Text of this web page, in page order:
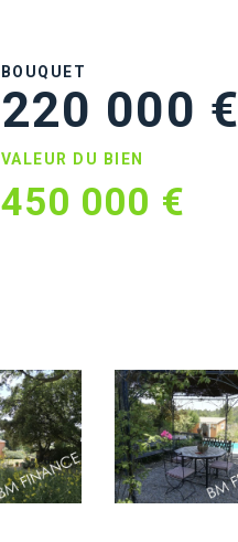
BOUQUET
220 000 €
VALEUR DU BIEN
450 000 €